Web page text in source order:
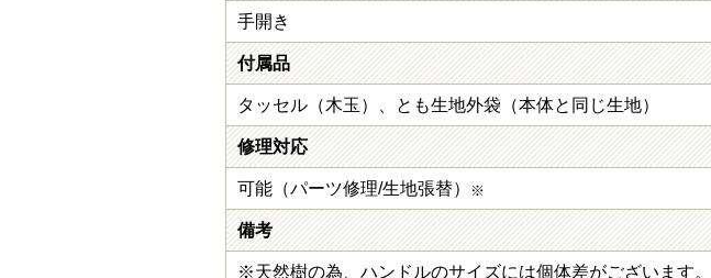
手開き
付属品
タッセル（木玉）、とも生地外袋（本体と同じ生地）
修理対応
可能（パーツ修理/生地張替） ※
備考
※天然樹の為、ハンドルのサイズには個体差がございます。